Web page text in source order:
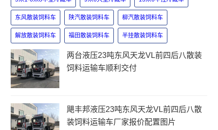
东风散装饲料车 陕汽散装饲料车 柳汽散装饲料车
解放散装饲料车 福田散装饲料车 半挂散装饲料车
两台液压23吨东风天龙VL前四后八散装
饲料运输车顺利交付
飓丰邦液压23吨东风天龙VL前四后八散
装饲料运输车厂家报价配置图片